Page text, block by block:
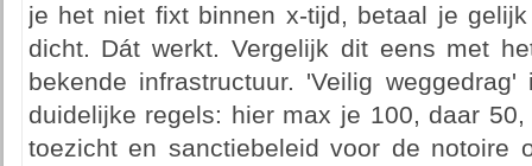
je het niet fixt binnen x-tijd, betaal je
dicht. Dát werkt. Vergelijk dit eens met
bekende infrastructuur. 'Veilig
duidelijke regels: hier max je 100, daar
toezicht en sanctiebeleid voor de notoire